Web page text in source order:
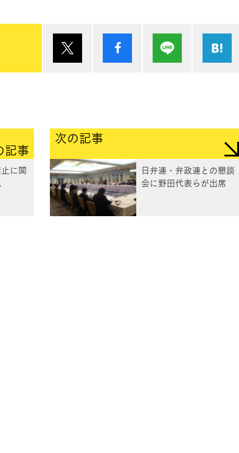
シェア Lineで送る
記事
に関
次の記事
日弁連・弁政連との懇談
会に野田代表らが出席